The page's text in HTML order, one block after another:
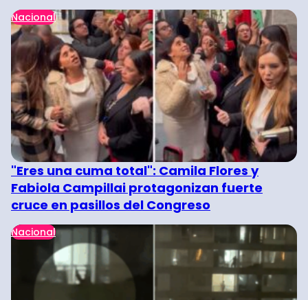
Nacional
"Eres una cuma total": Camila Flores y
Fabiola Campillai protagonizan fuerte
cruce en pasillos del Congreso
Nacional